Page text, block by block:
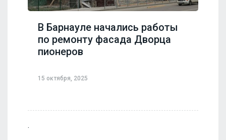
В Барнауле начались работы
по ремонту фасада Дворца
пионеров
15 октября, 2025
.